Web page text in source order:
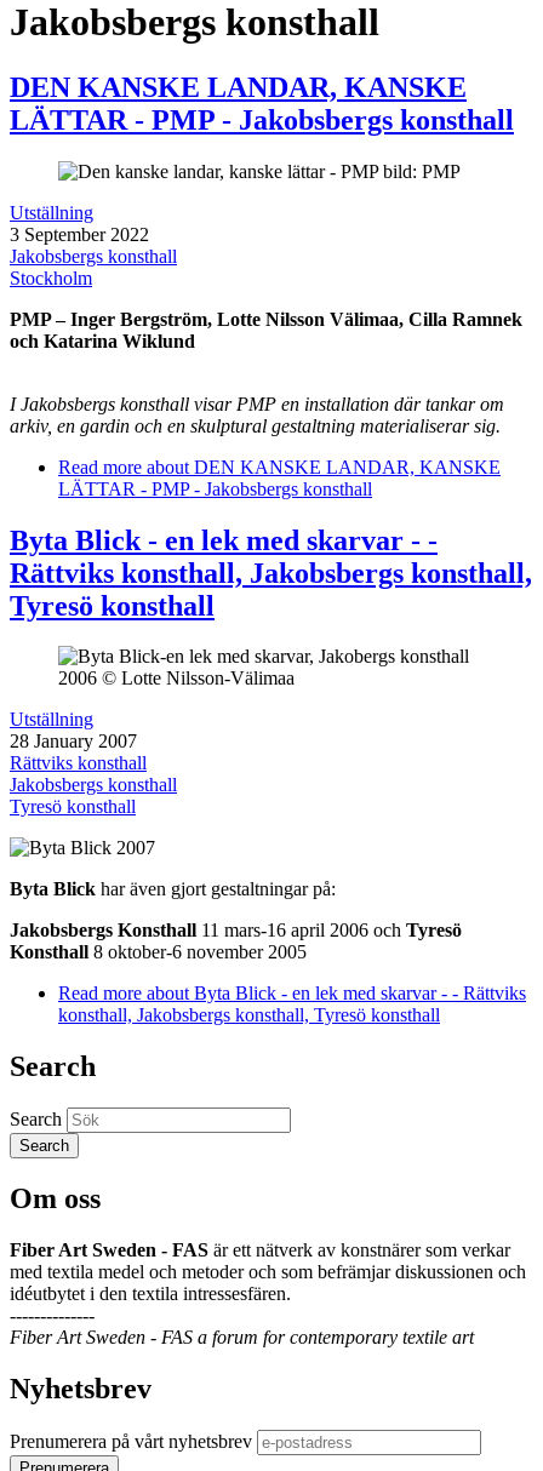
Jakobsbergs konsthall
DEN KANSKE LANDAR, KANSKE
LÄTTAR - PMP - Jakobsbergs konsthall
Utställning
3 September 2022
Jakobsbergs konsthall
Stockholm
PMP – Inger Bergström, Lotte Nilsson Välimaa, Cilla Ramnek
och Katarina Wiklund
I Jakobsbergs konsthall visar PMP en installation där tankar om
arkiv, en gardin och en skulptural gestaltning materialiserar sig.
Read more about DEN KANSKE LANDAR, KANSKE
LÄTTAR - PMP - Jakobsbergs konsthall
Byta Blick - en lek med skarvar - -
Rättviks konsthall, Jakobsbergs konsthall,
Tyresö konsthall
Utställning
28 January 2007
Rättviks konsthall
Jakobsbergs konsthall
Tyresö konsthall
Byta Blick har även gjort gestaltningar på:
Jakobsbergs Konsthall 11 mars-16 april 2006 och Tyresö
Konsthall 8 oktober-6 november 2005
Read more about Byta Blick - en lek med skarvar - - Rättviks
konsthall, Jakobsbergs konsthall, Tyresö konsthall
Search
Search
Om oss
Fiber Art Sweden - FAS är ett nätverk av konstnärer som verkar
med textila medel och metoder och som befrämjar diskussionen och
idéutbytet i den textila intressesfären.
--------------
Fiber Art Sweden - FAS a forum for contemporary textile art
Nyhetsbrev
Prenumerera på vårt nyhetsbrev